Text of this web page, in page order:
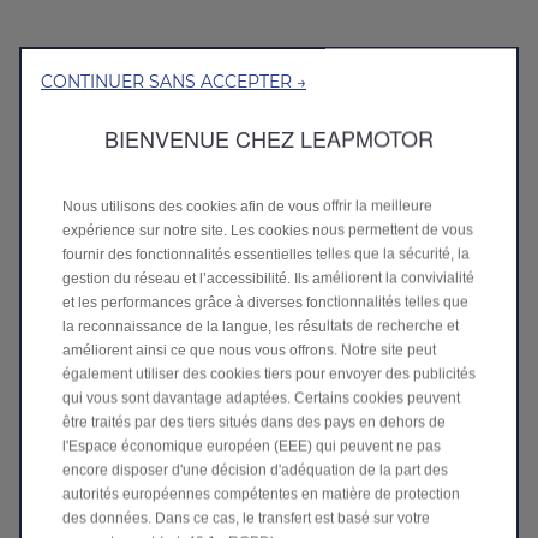
Leapmotor B10 Hybrid EV
À partir de 29 900 € sans options ou
À partir de 28 400 €* avec une Bonus de reprise
conditionelle de 1 500 €**.
Bonus de reprise exceptionnelle chez Leapmotor!
Découvrez le B10 Hybrid EV >
CONTINUER SANS ACCEPTER →
BIENVENUE CHEZ LEAPMOTOR
Nous utilisons des cookies afin de vous offrir la meilleure
expérience sur notre site. Les cookies nous permettent de vous
fournir des fonctionnalités essentielles telles que la sécurité, la
gestion du réseau et l’accessibilité. Ils améliorent la convivialité
et les performances grâce à diverses fonctionnalités telles que
la reconnaissance de la langue, les résultats de recherche et
améliorent ainsi ce que nous vous offrons. Notre site peut
également utiliser des cookies tiers pour envoyer des publicités
qui vous sont davantage adaptées. Certains cookies peuvent
être traités par des tiers situés dans des pays en dehors de
l'Espace économique européen (EEE) qui peuvent ne pas
encore disposer d'une décision d'adéquation de la part des
autorités européennes compétentes en matière de protection
des données. Dans ce cas, le transfert est basé sur votre